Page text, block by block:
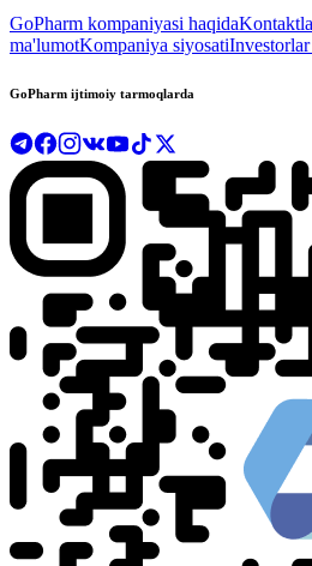
GoPharm kompaniyasi haqida
ma'lumotKompaniya siyosati
GoPharm ijtimoiy tarmoqlarda